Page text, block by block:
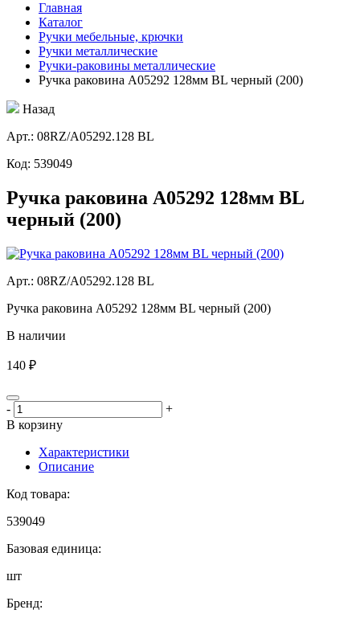
Главная
Каталог
Ручки мебельные, крючки
Ручки металлические
Ручки-раковины металлические
Ручка раковина A05292 128мм BL черный (200)
Назад
Aрт.: 08RZ/A05292.128 BL
Код: 539049
Ручка раковина A05292 128мм BL
черный (200)
Aрт.: 08RZ/A05292.128 BL
Ручка раковина A05292 128мм BL черный (200)
В наличии
140 ₽
-
+
В корзину
Характеристики
Описание
Код товара:
539049
Базовая единица:
шт
Бренд: